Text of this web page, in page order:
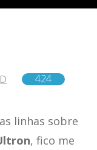
424
linhas sobre
, fico me